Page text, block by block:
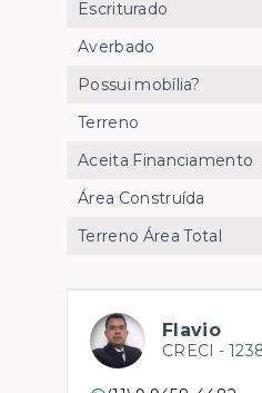
Escriturado
Averbado
Possui mobília?
Terreno
Aceita Financiamento
Área Construída
Terreno Área Total
Flavio
CRECI -